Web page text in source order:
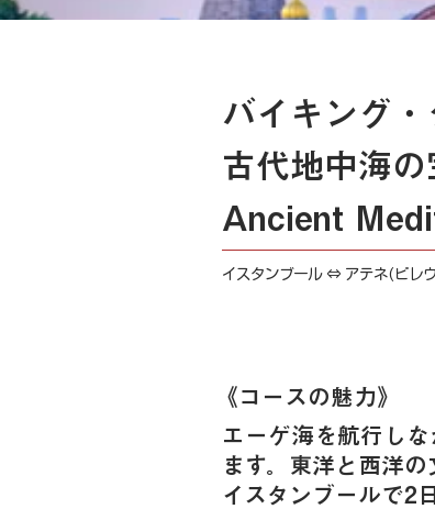
《​コースの魅力》
エーゲ海を航行し
ます。東洋と西洋
イスタンブールで2
バイキング・
Ancient
古代地中海の
イスタンブール ⇔ アテネ(ピレ